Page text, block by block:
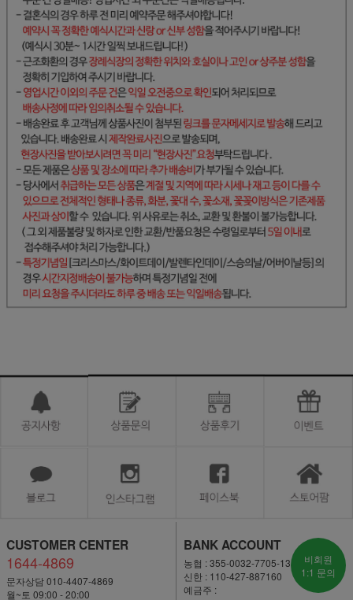
CUSTOMER CENTER
1644-4869
문자상담 010-4407-4869
월~토 09:00 - 20:00
BANK ACCOUNT
농협 : 355-0032-7705-13
신한 : 110-427-887160
예금주 :
비회원
1:1 문의